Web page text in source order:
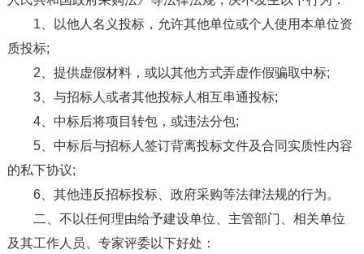
1、以他人名义投标，允许其他单位或个人使用本单位资
质投标;
2、提供虚假材料，或以其他方式弄虚作假骗取中标;
3、与招标人或者其他投标人相互串通投标;
4、中标后将项目转包，或违法分包;
5、中标后与招标人签订背离投标文件及合同实质性内容
的私下协议;
6、其他违反招标投标、政府采购等法律法规的行为。
二、不以任何理由给予建设单位、主管部门、相关单位
及其工作人员、专家评委以下好处：